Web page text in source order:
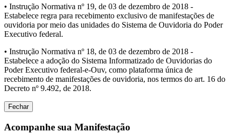
• Instrução Normativa nº 19, de 03 de dezembro de 2018 -
Estabelece regra para recebimento exclusivo de manifestações de
ouvidoria por meio das unidades do Sistema de Ouvidoria do Poder
Executivo federal.
• Instrução Normativa nº 18, de 03 de dezembro de 2018 -
Estabelece a adoção do Sistema Informatizado de Ouvidorias do
Poder Executivo federal-e-Ouv, como plataforma única de
recebimento de manifestações de ouvidoria, nos termos do art. 16 do
Decreto nº 9.492, de 2018.
Fechar
Acompanhe sua Manifestação